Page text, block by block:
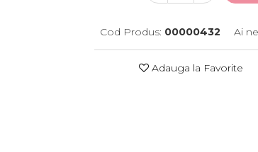
Cod Produs: 00000432 Ai
Adauga la Favorite